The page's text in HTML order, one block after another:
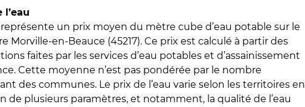
l’eau
un prix moyen du mètre cube d’eau potable sur le
Morville-en-Beauce (45217). Ce prix est calculé à partir des
faites par les services d’eau potables et d’assainissement
Cette moyenne n’est pas pondérée par le nombre
des communes. Le prix de l’eau varie selon les territoires en
de plusieurs paramètres, et notamment, la qualité de l’eau